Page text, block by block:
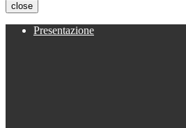
close
Presentazione